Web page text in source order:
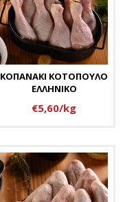
ΚΟΠΑΝΑΚΙ ΚΟΤΟΠΟΥΛΟ
ΕΛΛΗΝΙΚΟ
€5,60/kg